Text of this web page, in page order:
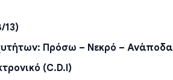
13)
Πρόσω – Νεκρό – Ανάποδα
(C.D.I)